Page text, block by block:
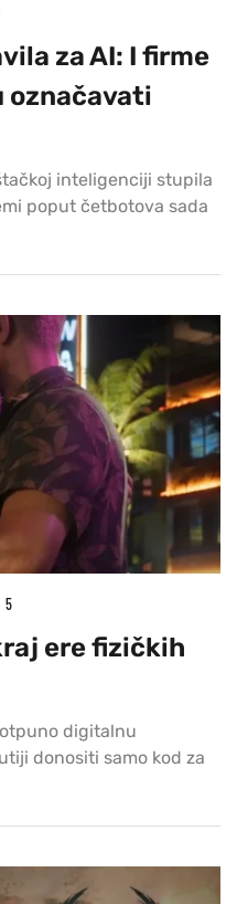
za AI: I firme
označavati
inteligenciji stupila
poput četbotova sada
5
ere fizičkih
digitalnu
donositi samo kod za